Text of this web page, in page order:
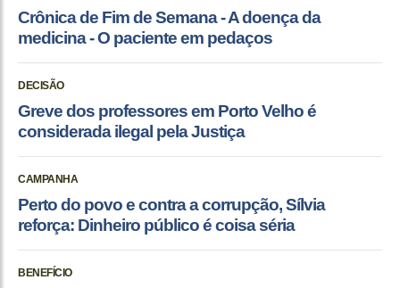
Crônica de Fim de Semana - A doença da
medicina - O paciente em pedaços
DECISÃO
Greve dos professores em Porto Velho é
considerada ilegal pela Justiça
CAMPANHA
Perto do povo e contra a corrupção, Sílvia
reforça: Dinheiro público é coisa séria
BENEFÍCIO